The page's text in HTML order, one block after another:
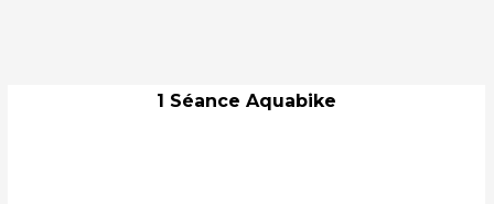
1 Séance Aquabike